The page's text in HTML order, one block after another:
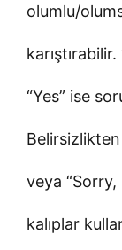
olumlu/
“Yes” ise
veya “Sorry,
kalıplar